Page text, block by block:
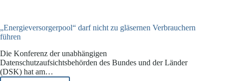
„Energieversorgerpool“ darf nicht zu gläsernen Verbrauchern
führen
Die Konferenz der unabhängigen
Datenschutzaufsichtsbehörden des Bundes und der Länder
(DSK) hat am…